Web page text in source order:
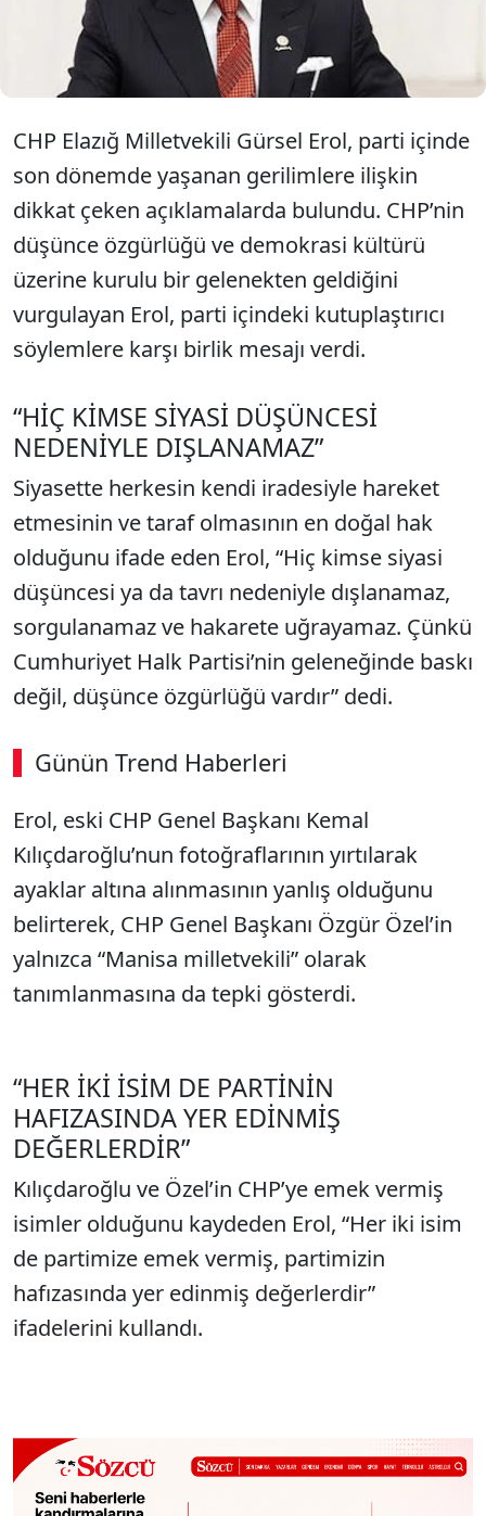
tepki gösterirken, kurultayın en kısa sürede
toplanması çağrısında bulundu.
CHP Elazığ Milletvekili Gürsel Erol, parti içinde
son dönemde yaşanan gerilimlere ilişkin
dikkat çeken açıklamalarda bulundu. CHP’nin
düşünce özgürlüğü ve demokrasi kültürü
üzerine kurulu bir gelenekten geldiğini
vurgulayan Erol, parti içindeki kutuplaştırıcı
söylemlere karşı birlik mesajı verdi.
“HİÇ KİMSE SİYASİ DÜŞÜNCESİ
NEDENİYLE DIŞLANAMAZ”
Siyasette herkesin kendi iradesiyle hareket
etmesinin ve taraf olmasının en doğal hak
olduğunu ifade eden Erol, “Hiç kimse siyasi
düşüncesi ya da tavrı nedeniyle dışlanamaz,
sorgulanamaz ve hakarete uğrayamaz. Çünkü
Cumhuriyet Halk Partisi’nin geleneğinde baskı
değil, düşünce özgürlüğü vardır” dedi.
Günün Trend Haberleri
Erol, eski CHP Genel Başkanı Kemal
Kılıçdaroğlu’nun fotoğraflarının yırtılarak
ayaklar altına alınmasının yanlış olduğunu
belirterek, CHP Genel Başkanı Özgür Özel’in
yalnızca “Manisa milletvekili” olarak
tanımlanmasına da tepki gösterdi.
“HER İKİ İSİM DE PARTİNİN
HAFIZASINDA YER EDİNMİŞ
DEĞERLERDİR”
Kılıçdaroğlu ve Özel’in CHP’ye emek vermiş
isimler olduğunu kaydeden Erol, “Her iki isim
de partimize emek vermiş, partimizin
hafızasında yer edinmiş değerlerdir”
ifadelerini kullandı.